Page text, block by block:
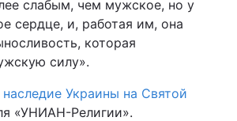
слабым, чем мужское, но у
сердце, и, работая им, она
которая
силу».
Украины на Святой
«УНИАН-Религии».